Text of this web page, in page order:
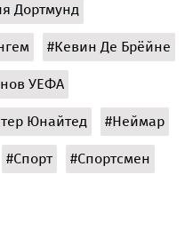
Дортмунд
#Кевин Де Брёйне
УЕФА
Юнайтед #Неймар
#Спорт #Спортсмен